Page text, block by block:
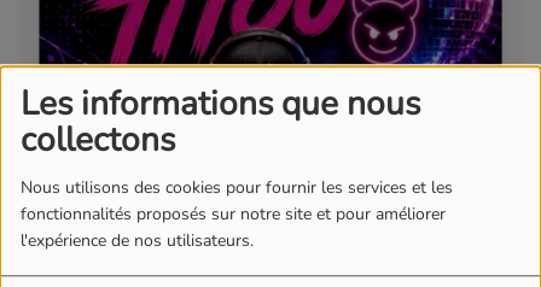
Les informations que nous
collectons
Nous utilisons des cookies pour fournir les services et les
fonctionnalités proposés sur notre site et pour améliorer
l'expérience de nos utilisateurs.